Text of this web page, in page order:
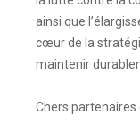
ainsi que
cœur de la
maintenir
Chers